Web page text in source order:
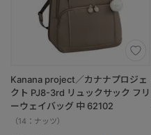
Kanana project／カナナプロジェ
クト PJ8-3rd リュックサック フリ
ーウェイバッグ 中 62102
（14：ナッツ）